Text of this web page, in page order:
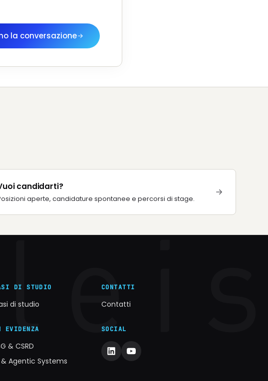
la conversazione
candidarti?
aperte, candidature spontanee e percorsi di stage.
DI STUDIO
di studio
EVIDENZA
& CSRD
& Agentic Systems
CONTATTI
Contatti
SOCIAL